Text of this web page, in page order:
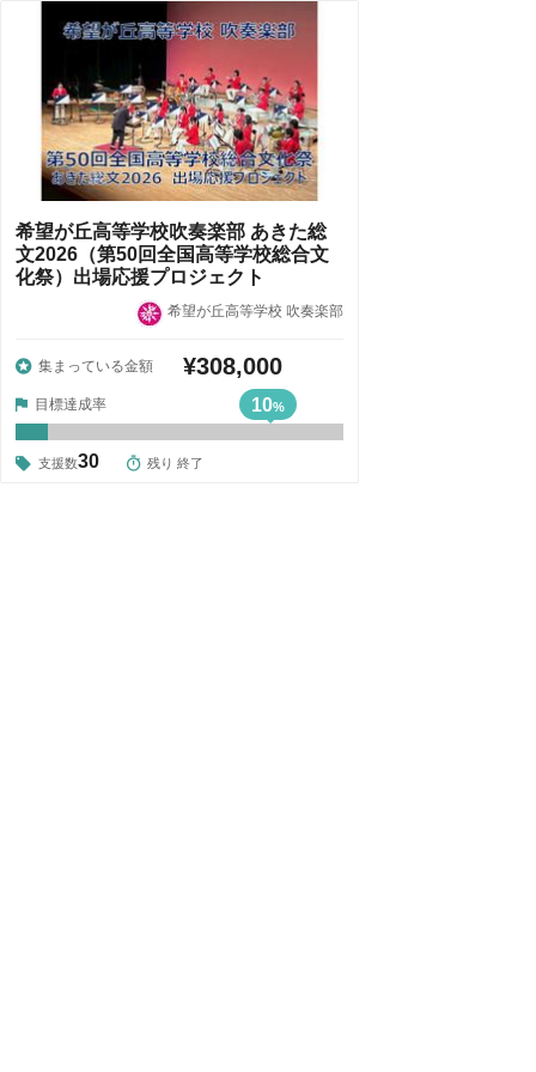
希望が丘高等学校吹奏楽部 あきた総
文2026（第50回全国高等学校総合文
化祭）出場応援プロジェクト
希望が丘高等学校 吹奏楽部
集まっている金額 ¥308,000
目標達成率 10%
支援数30 残り 終了